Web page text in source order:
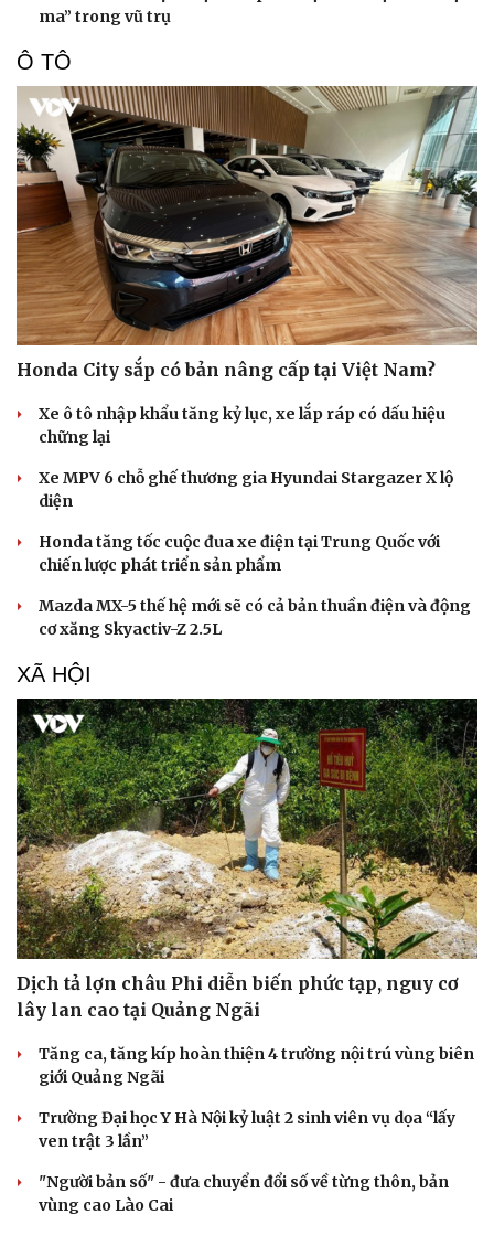
Sức khỏe
Dinh dưỡng - món ngon
Cây thuốc
Sản phụ khoa
Nhi khoa
Nam khoa
Làm đẹp - giảm cân
Phòng mạch online
Ăn sạch sống khỏe
Đời sống
Nhà đẹp
Blog
Tình yêu - Gia đình
ma” trong vũ trụ
Ô TÔ
Honda City sắp có bản nâng cấp tại Việt Nam?
Xe ô tô nhập khẩu tăng kỷ lục, xe lắp ráp có dấu hiệu
chững lại
Xe MPV 6 chỗ ghế thương gia Hyundai Stargazer X lộ
diện
Honda tăng tốc cuộc đua xe điện tại Trung Quốc với
chiến lược phát triển sản phẩm
Mazda MX-5 thế hệ mới sẽ có cả bản thuần điện và động
cơ xăng Skyactiv-Z 2.5L
XÃ HỘI
Dịch tả lợn châu Phi diễn biến phức tạp, nguy cơ
lây lan cao tại Quảng Ngãi
Tăng ca, tăng kíp hoàn thiện 4 trường nội trú vùng biên
giới Quảng Ngãi
Trường Đại học Y Hà Nội kỷ luật 2 sinh viên vụ dọa “lấy
ven trật 3 lần”
"Người bản số" - đưa chuyển đổi số về từng thôn, bản
vùng cao Lào Cai